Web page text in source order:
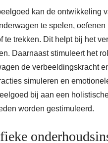
kan de ontwikkeling
te spelen,
te trekken. Dit helpt bij het
Daarnaast stimuleert het
de verbeeldingskracht
simuleren en
bij aan een
worden gestimuleerd.